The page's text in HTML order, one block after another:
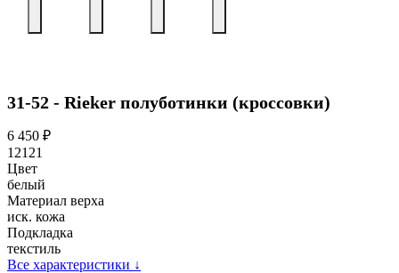
31-52 - Rieker полуботинки (кроссовки)
6 450 ₽
12121
Цвет
белый
Материал верха
иск. кожа
Подкладка
текстиль
Все характеристики ↓